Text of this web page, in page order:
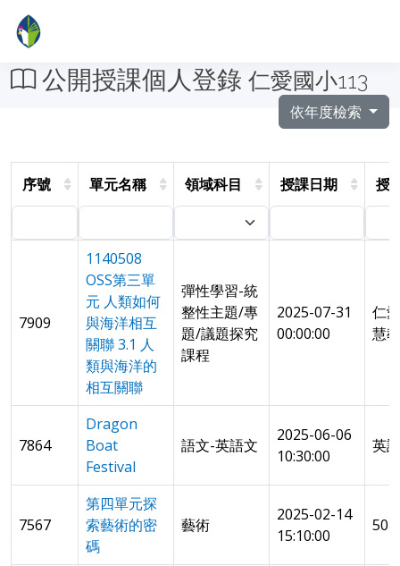
公開授課個人登錄 仁愛國小113
依年度檢索
序號 單元名稱 領域科目 授課日期 授
7909
1140508
OSS第三單
元 人類如何
與海洋相互
關聯 3.1 人
類與海洋的
相互關聯
彈性學習-統
整性主題/專
題/議題探究
課程
2025-07-31
00:00:00
仁
慧
7864
Dragon
Boat
Festival
語文-英語文
2025-06-06
10:30:00
英
7567
第四單元探
索藝術的密
碼
藝術
2025-02-14
15:10:00
502